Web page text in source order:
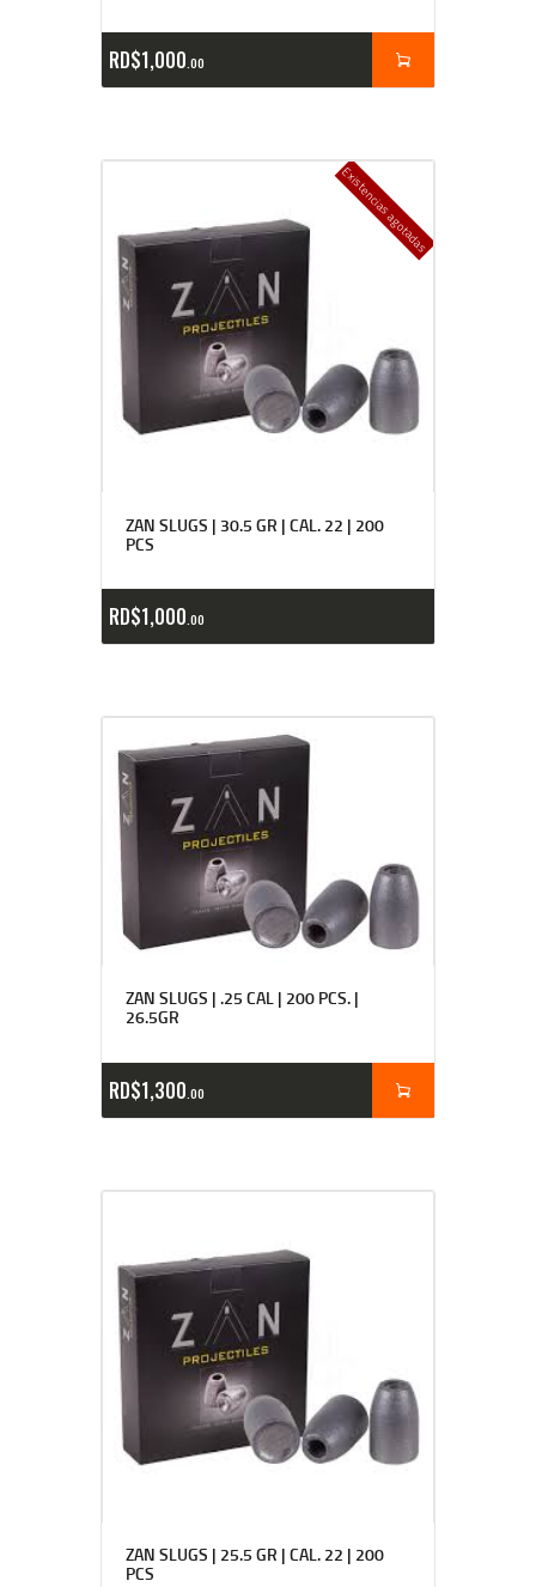
RD$1,000 00
Existencias agotadas
ZAN SLUGS | 30.5 GR | CAL. 22 | 200
PCS
RD$1,000 00
ZAN SLUGS | .25 CAL | 200 PCS. |
26.5GR
RD$1,300 00
ZAN SLUGS | 25.5 GR | CAL. 22 | 200
PCS